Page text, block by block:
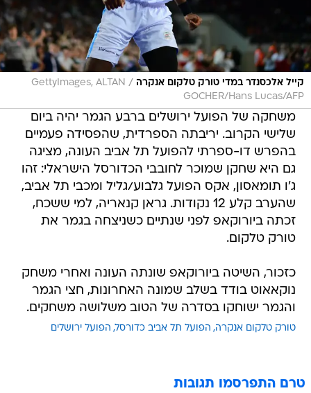
קייל אלכסנדר במדי טורק טלקום אנקרה /
GettyImages, ALTAN
GOCHER/Hans Lucas/AFP
משחקה של הפועל ירושלים ברבע הגמר יהיה ביום
שלישי הקרוב. יריבתה הספרדית, שהפסידה פעמיים
בהפרש דו-ספרתי להפועל תל אביב העונה, מציגה
גם היא שחקן שמוכר לחובבי הכדורסל הישראלי: זהו
ג'ו תומאסון, אקס הפועל גלבוע/גליל ומכבי תל אביב,
שהערב קלע 12 נקודות. גראן קנאריה, למי ששכח,
זכתה ביורוקאפ לפני שנתיים כשניצחה בגמר את
טורק טלקום.
כזכור, השיטה ביורוקאפ שונתה העונה ואחרי משחק
נוקאאוט בודד בשלב שמונה האחרונות, חצי הגמר
והגמר ישוחקו בסדרה של הטוב משלושה משחקים.
טורק טלקום אנקרה הפועל תל אביב כדורסל הפועל ירושלים
טרם התפרסמו תגובות